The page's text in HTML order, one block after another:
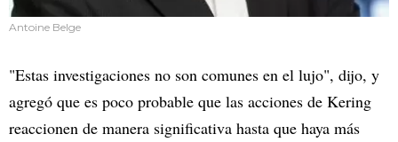
Antoine Belge
"Estas investigaciones no son comunes en el lujo", dijo, y
agregó que es poco probable que las acciones de Kering
reaccionen de manera significativa hasta que haya más